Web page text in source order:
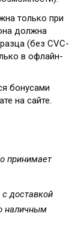
только при
должна
(без CVC-
в офлайн-
бонусами
на сайте.
принимает
с доставкой
наличным